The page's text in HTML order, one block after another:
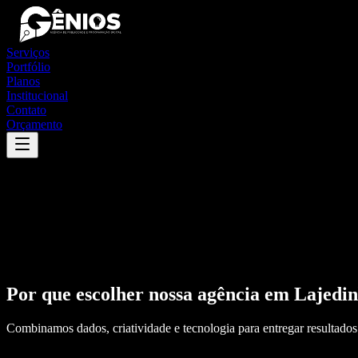
Serviços
Portfólio
Planos
Institucional
Contato
Orçamento
Por que escolher nossa agência em
Combinamos dados, criatividade e tecnologia para entregar